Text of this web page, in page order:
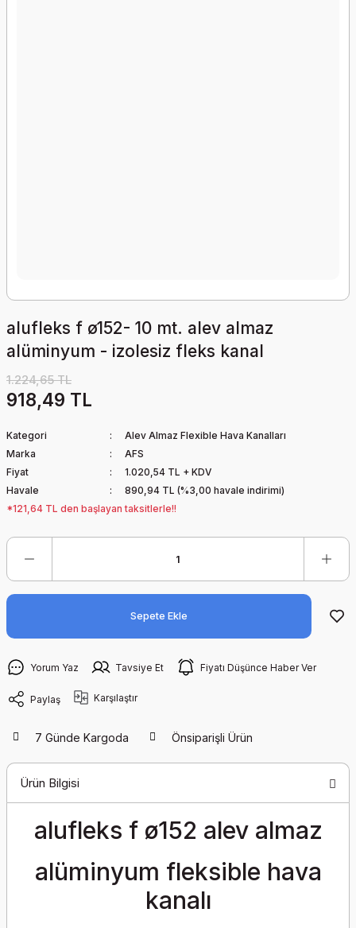
alufleks f ø152- 10 mt. alev almaz
alüminyum - izolesiz fleks kanal
1.224,65 TL
918,49 TL
Kategori
Alev Almaz Flexible Hava Kanalları
Marka
AFS
Fiyat
1.020,54 TL + KDV
Havale
890,94 TL (%3,00 havale indirimi)
*121,64 TL den başlayan taksitlerle!!
Sepete Ekle
Yorum Yaz Tavsiye Et Fiyatı Düşünce Haber Ver
Paylaş Karşılaştır
7 Günde Kargoda Önsiparişli Ürün
Ürün Bilgisi
alufleks f ø152 alev almaz
alüminyum fleksible hava
kanalı